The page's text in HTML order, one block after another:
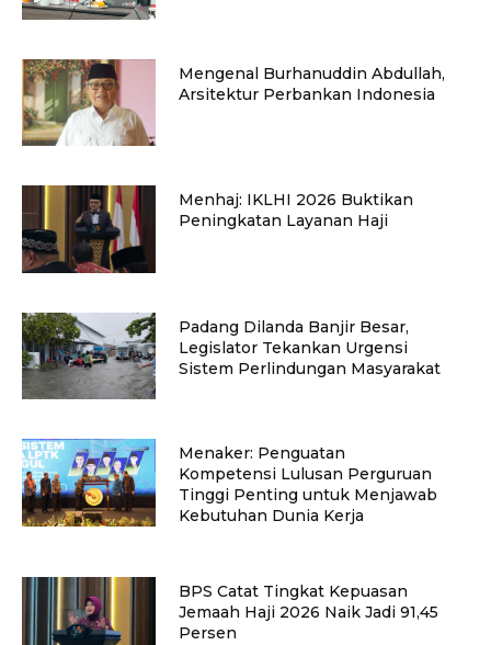
Mengenal Burhanuddin Abdullah,
Arsitektur Perbankan Indonesia
Menhaj: IKLHI 2026 Buktikan
Peningkatan Layanan Haji
Padang Dilanda Banjir Besar,
Legislator Tekankan Urgensi
Sistem Perlindungan Masyarakat
Menaker: Penguatan
Kompetensi Lulusan Perguruan
Tinggi Penting untuk Menjawab
Kebutuhan Dunia Kerja
BPS Catat Tingkat Kepuasan
Jemaah Haji 2026 Naik Jadi 91,45
Persen